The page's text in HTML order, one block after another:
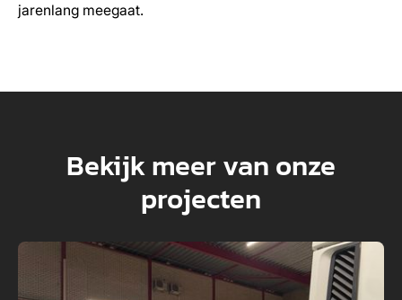
jarenlang meegaat.
Bekijk meer van onze
projecten